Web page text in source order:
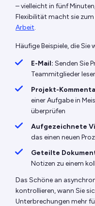
– vielleicht in fünf
Flexibilität macht sie
Arbeit.
Häufige Beispiele, die
E-Mail: Senden Sie
Teammitglieder
Projekt-
einer Aufgabe in
überprüfen
Aufgezeichnete
das einen neuen
Geteilte
Notizen zu einem
Das Schöne an
kontrollieren, wann Sie
Unterbrechungen mehr